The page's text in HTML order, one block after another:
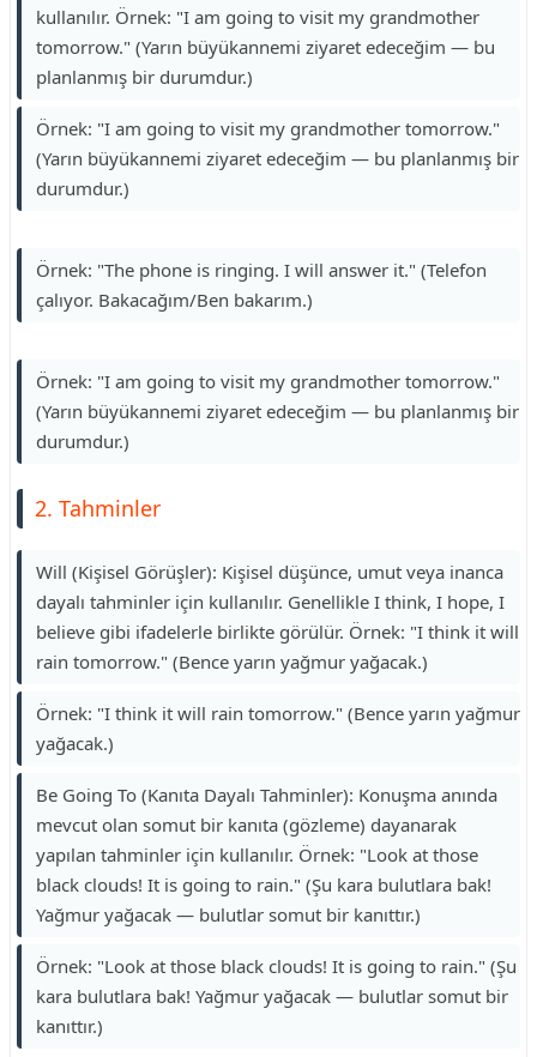
kullanılır. Örnek: "I am going to visit my grandmother
tomorrow." (Yarın büyükannemi ziyaret edeceğim — bu
planlanmış bir durumdur.)
Örnek: "I am going to visit my grandmother tomorrow."
(Yarın büyükannemi ziyaret edeceğim — bu planlanmış bir
durumdur.)
Örnek: "The phone is ringing. I will answer it." (Telefon
çalıyor. Bakacağım/Ben bakarım.)
Örnek: "I am going to visit my grandmother tomorrow."
(Yarın büyükannemi ziyaret edeceğim — bu planlanmış bir
durumdur.)
2. Tahminler
Will (Kişisel Görüşler): Kişisel düşünce, umut veya inanca
dayalı tahminler için kullanılır. Genellikle I think, I hope, I
believe gibi ifadelerle birlikte görülür. Örnek: "I think it will
rain tomorrow." (Bence yarın yağmur yağacak.)
Örnek: "I think it will rain tomorrow." (Bence yarın yağmur
yağacak.)
Be Going To (Kanıta Dayalı Tahminler): Konuşma anında
mevcut olan somut bir kanıta (gözleme) dayanarak
yapılan tahminler için kullanılır. Örnek: "Look at those
black clouds! It is going to rain." (Şu kara bulutlara bak!
Yağmur yağacak — bulutlar somut bir kanıttır.)
Örnek: "Look at those black clouds! It is going to rain." (Şu
kara bulutlara bak! Yağmur yağacak — bulutlar somut bir
kanıttır.)